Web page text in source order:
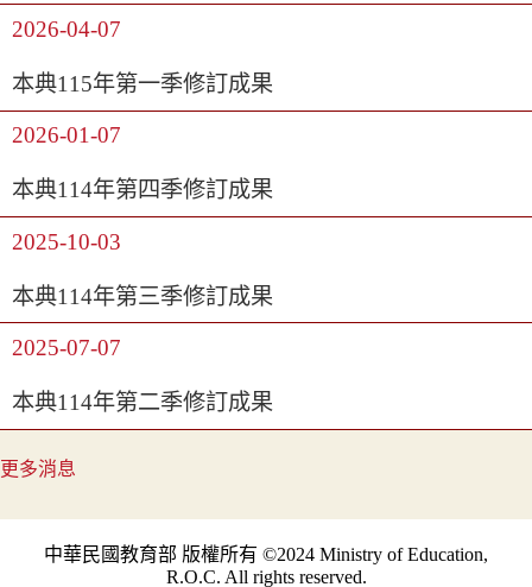
2026-04-07
本典115年第一季修訂成果
2026-01-07
本典114年第四季修訂成果
2025-10-03
本典114年第三季修訂成果
2025-07-07
本典114年第二季修訂成果
更多消息
中華民國教育部 版權所有 ©2024 Ministry of Education,
R.O.C. All rights reserved.